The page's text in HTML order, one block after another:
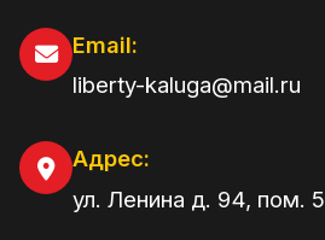
Email:
liberty-kaluga@mail.ru
Адрес:
ул. Ленина д. 94, пом. 5